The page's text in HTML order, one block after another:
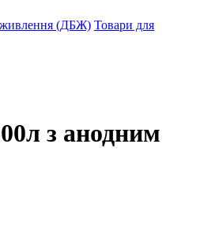
живлення (ДБЖ) Товари для
з анодним